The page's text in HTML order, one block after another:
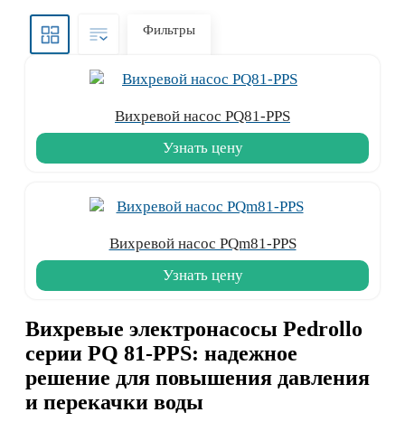
Фильтры
Вихревой насос PQ81-PPS
Узнать цену
Вихревой насос PQm81-PPS
Узнать цену
Вихревые электронасосы Pedrollo
серии PQ 81-PPS: надежное
решение для повышения давления
и перекачки воды